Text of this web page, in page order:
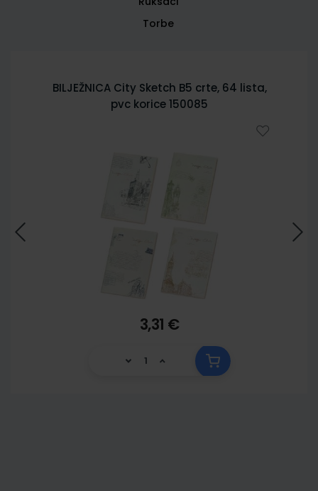
Torbe
BILJEŽNICA City Sketch B5 crte, 64 lista,
pvc korice 150085
3,31 €